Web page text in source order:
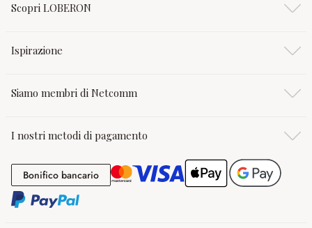
Scopri LOBERON
Ispirazione
Siamo membri di Netcomm
I nostri metodi di pagamento
Bonifico bancarioBonifico bancario